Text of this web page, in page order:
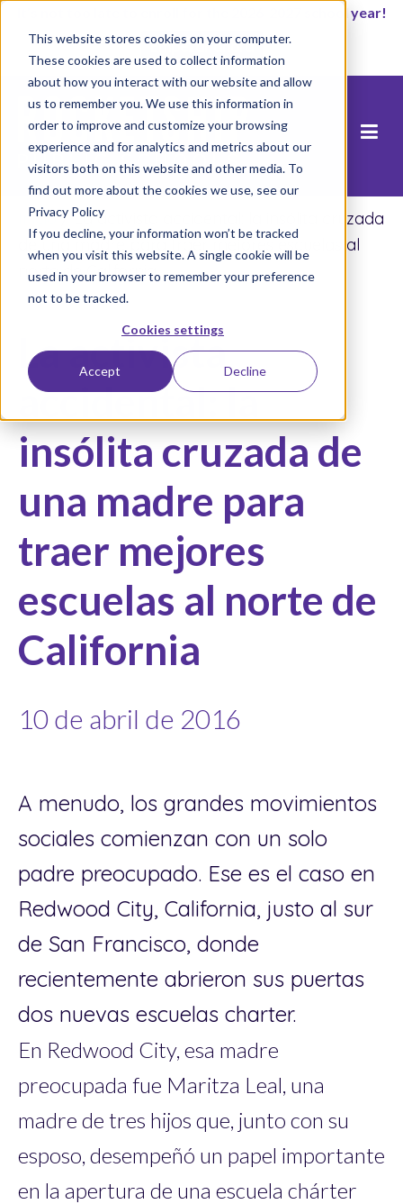
This website stores cookies on your computer.
These cookies are used to collect information
about how you interact with our website and allow
us to remember you. We use this information in
order to improve and customize your browsing
experience and for analytics and metrics about our
visitors both on this website and other media. To
find out more about the cookies we use, see our
Privacy Policy
If you decline, your information won’t be tracked
when you visit this website. A single cookie will be
used in your browser to remember your preference
not to be tracked.
Cookies settings
Accept Decline
It’s not too late to enroll for the 2026-2027 school year!
Empezar ahora
Inicio/La activista accidental: la insólita cruzada
de una madre para traer mejores escuelas al
norte de California
La activista
accidental: la
insólita cruzada de
una madre para
traer mejores
escuelas al norte de
California
10 de abril de 2016
A menudo, los grandes movimientos
sociales comienzan con un solo
padre preocupado. Ese es el caso en
Redwood City, California, justo al sur
de San Francisco, donde
recientemente abrieron sus puertas
dos nuevas escuelas charter.
En Redwood City, esa madre
preocupada fue Maritza Leal, una
madre de tres hijos que, junto con su
esposo, desempeñó un papel importante
en la apertura de una escuela chárter